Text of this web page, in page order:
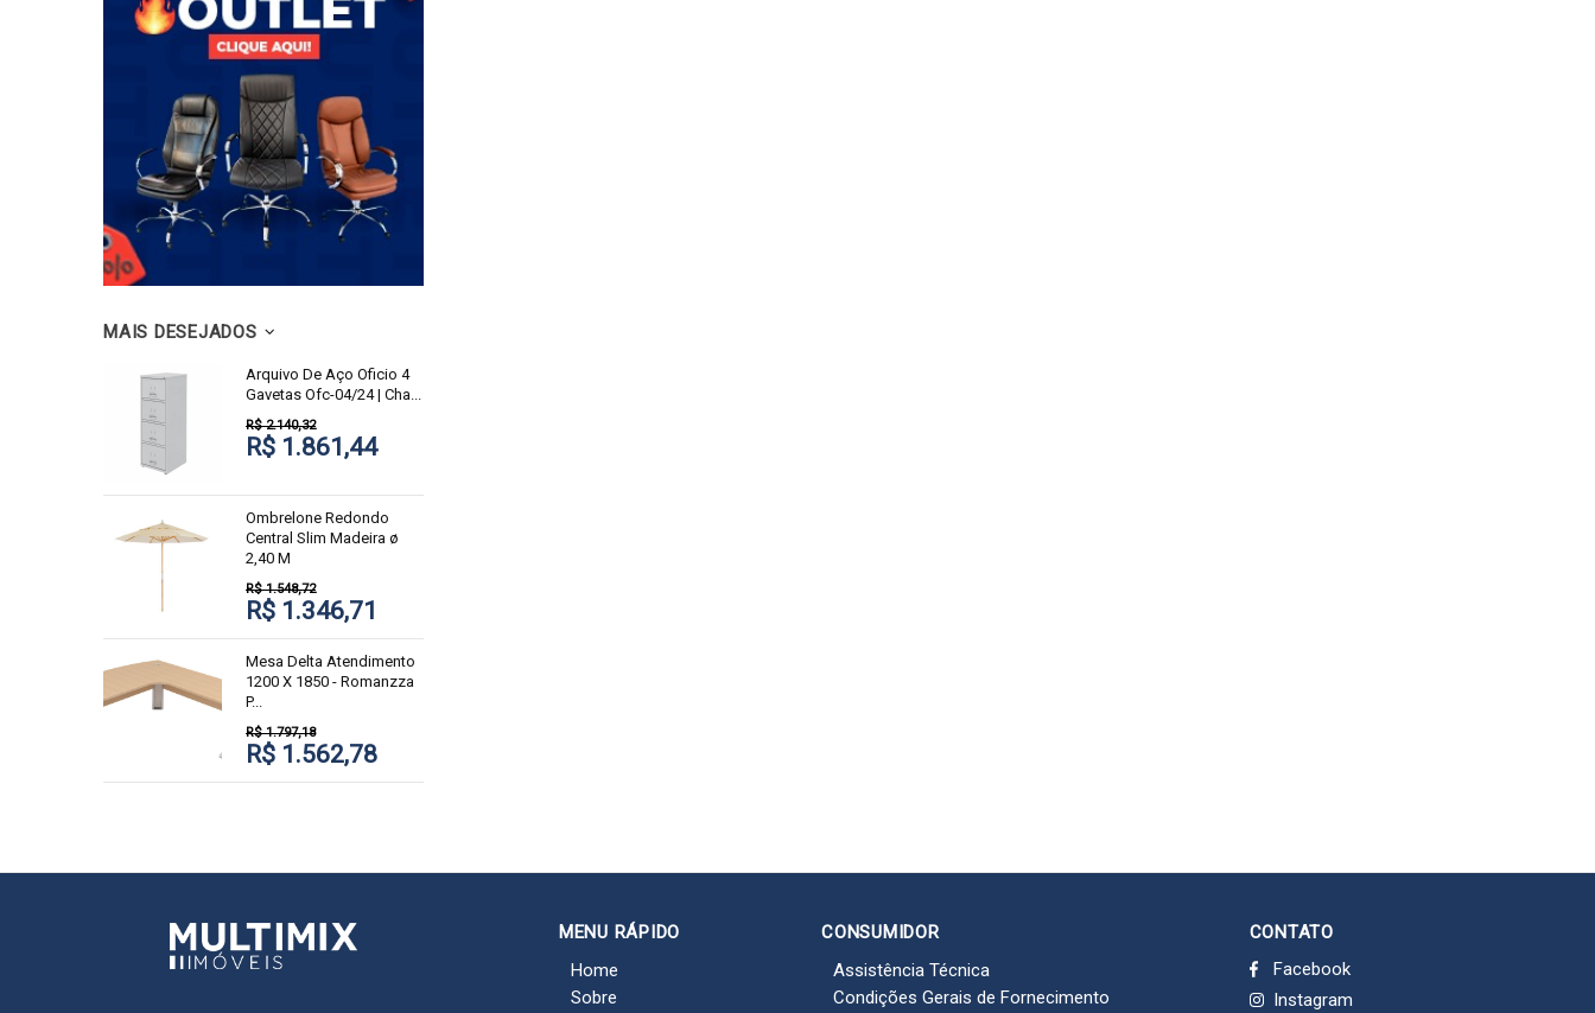
MAIS DESEJADOS
Arquivo De Aço Oficio 4
Gavetas Ofc-04/24 | Cha...
R$ 2.140,32
R$ 1.861,44
Ombrelone Redondo
Central Slim Madeira ø
2,40 M
R$ 1.548,72
R$ 1.346,71
Mesa Delta Atendimento
1200 X 1850 - Romanzza
P...
R$ 1.797,18
R$ 1.562,78
MENU RÁPIDO
Home
Sobre
CONSUMIDOR
Assistência Técnica
Condições Gerais de Fornecimento
CONTATO
Facebook
Instagram